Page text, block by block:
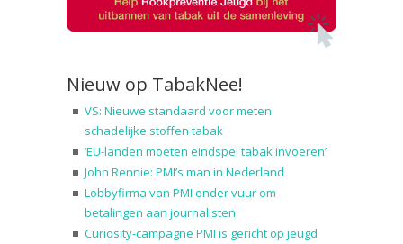
Nieuw op TabakNee!
VS: Nieuwe standaard voor meten
schadelijke stoffen tabak
‘EU-landen moeten eindspel tabak invoeren’
John Rennie: PMI’s man in Nederland
Lobbyfirma van PMI onder vuur om
betalingen aan journalisten
Curiosity-campagne PMI is gericht op jeugd